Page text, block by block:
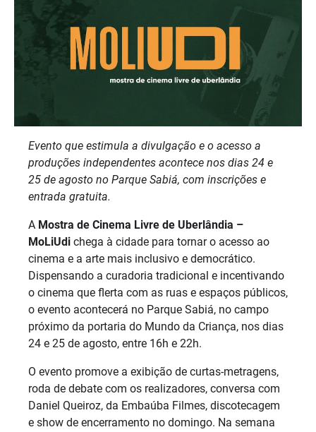
Evento que estimula a divulgação e o acesso a
produções independentes acontece nos dias 24 e
25 de agosto no Parque Sabiá, com inscrições e
entrada gratuita.
A Mostra de Cinema Livre de Uberlândia –
MoLiUdi chega à cidade para tornar o acesso ao
cinema e a arte mais inclusivo e democrático.
Dispensando a curadoria tradicional e incentivando
o cinema que flerta com as ruas e espaços públicos,
o evento acontecerá no Parque Sabiá, no campo
próximo da portaria do Mundo da Criança, nos dias
24 e 25 de agosto, entre 16h e 22h.
O evento promove a exibição de curtas-metragens,
roda de debate com os realizadores, conversa com
Daniel Queiroz, da Embaúba Filmes, discotecagem
e show de encerramento no domingo. Na semana